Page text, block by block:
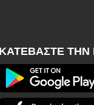
ΚΑΤΕΒΆΣΤΕ